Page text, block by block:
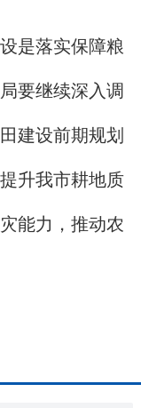
是落实保障粮
要继续深入调
建设前期规划
升我市耕地质
能力，推动农